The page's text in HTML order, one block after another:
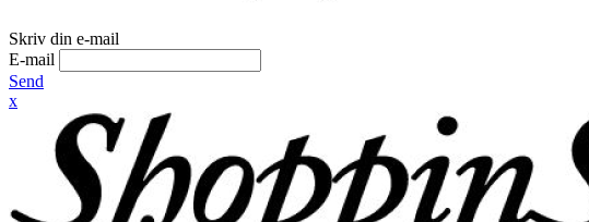
Skriv din e-mail
E-mail
Send
x